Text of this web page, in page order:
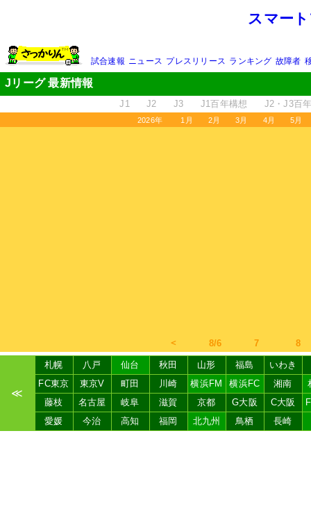
スマー
試合速報 ニュース プレスリリース ランキング 故障者
Jリーグ 最新情報
J1 J2 J3 J1百年構想 J2・J3百
2026年 1月 2月 3月 4月 5月
＜ 8/6 7 8
≪
札幌 八戸 仙台 秋田 山形 福島
いわき
FC東京
東京V 町田 川崎 横浜FM 横浜FC 湘南
藤枝
名古屋 岐阜 滋賀 京都 G大阪 C大阪
愛媛
今治 高知 福岡 北九州 鳥栖 長崎